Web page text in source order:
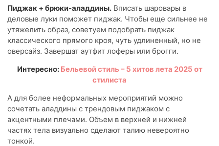
Пиджак + брюки-аладдины. Вписать шаровары в
деловые луки поможет пиджак. Чтобы еще сильнее не
утяжелить образ, советуем подобрать пиджак
классического прямого кроя, чуть удлиненный, но не
оверсайз. Завершат аутфит лоферы или брогги.
Интересно: Бельевой стиль – 5 хитов лета 2025 от
стилиста
А для более неформальных мероприятий можно
сочетать аладдины с трендовым пиджаком с
акцентными плечами. Объем в верхней и нижней
частях тела визуально сделают талию невероятно
тонкой.